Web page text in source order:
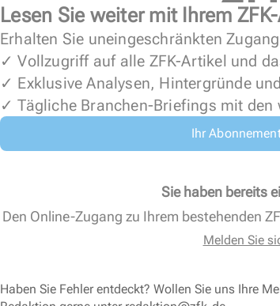
Lesen Sie weiter mit Ihrem
Erhalten Sie uneingeschränkten
✓ Vollzugriff auf alle ZFK-Artikel und
✓ Exklusive Analysen, Hintergründe
✓ Tägliche Branchen-Briefings mit
Ihr
Sie haben bereits
Den Online-Zugang zu Ihrem bestehenden
Melden Sie
Haben Sie Fehler entdeckt? Wollen Sie uns Ihre